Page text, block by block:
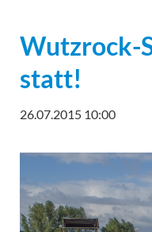
Wutzrock-
statt!
26.07.2015 10:00